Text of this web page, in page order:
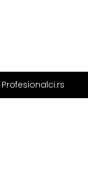
Profesionalci.rs